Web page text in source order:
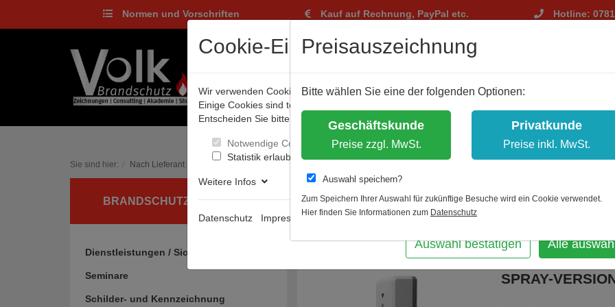
Normen und Vorschriften Kauf auf Rechnung, PayPal etc. Hotline:
Sie sind hier: Nach Lieferant
BRANDSCHUTZ UND MEHR
Dienstleistungen / Sicherheitsgrafiken
Seminare
Schilder- und Kennzeichnung
Zur Übersicht
SPRAY-
Cookie-Einstellungen
Wir verwenden Cookies, um Ihnen ein optimales Einkaufserlebnis zu bieten.
Einige Cookies sind technisch notwendig, andere dienen zu anonymen Statistikzwecken.
Entscheiden Sie bitte selbst, welche Cookies Sie akzeptieren.
Notwendige Cookies erlauben
Statistik erlauben
Weitere Infos
Datenschutz Impressum
Auswahl bestätigen Alle
Preisauszeichnung
Bitte wählen Sie eine der folgenden Optionen:
Geschäftskunde
Preise zzgl. MwSt.
Privatkunde
Preise inkl. MwSt.
Auswahl speichern?
Zum Speichern Ihrer Auswahl für zukünftige Besuche wird ein Cookie verwendet.
Hier finden Sie Informationen zum Datenschutz